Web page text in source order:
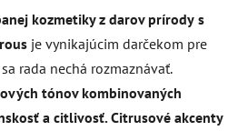
kozmetiky z darov prírody s
je vynikajúcim darčekom pre
rada nechá rozmaznávať.
tónov kombinovaných
a citlivosť. Citrusové akcenty